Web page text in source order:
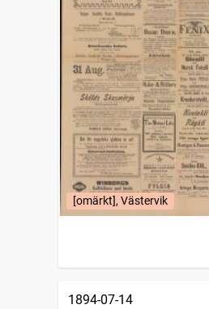
[omärkt], Västervik
1894-07-14